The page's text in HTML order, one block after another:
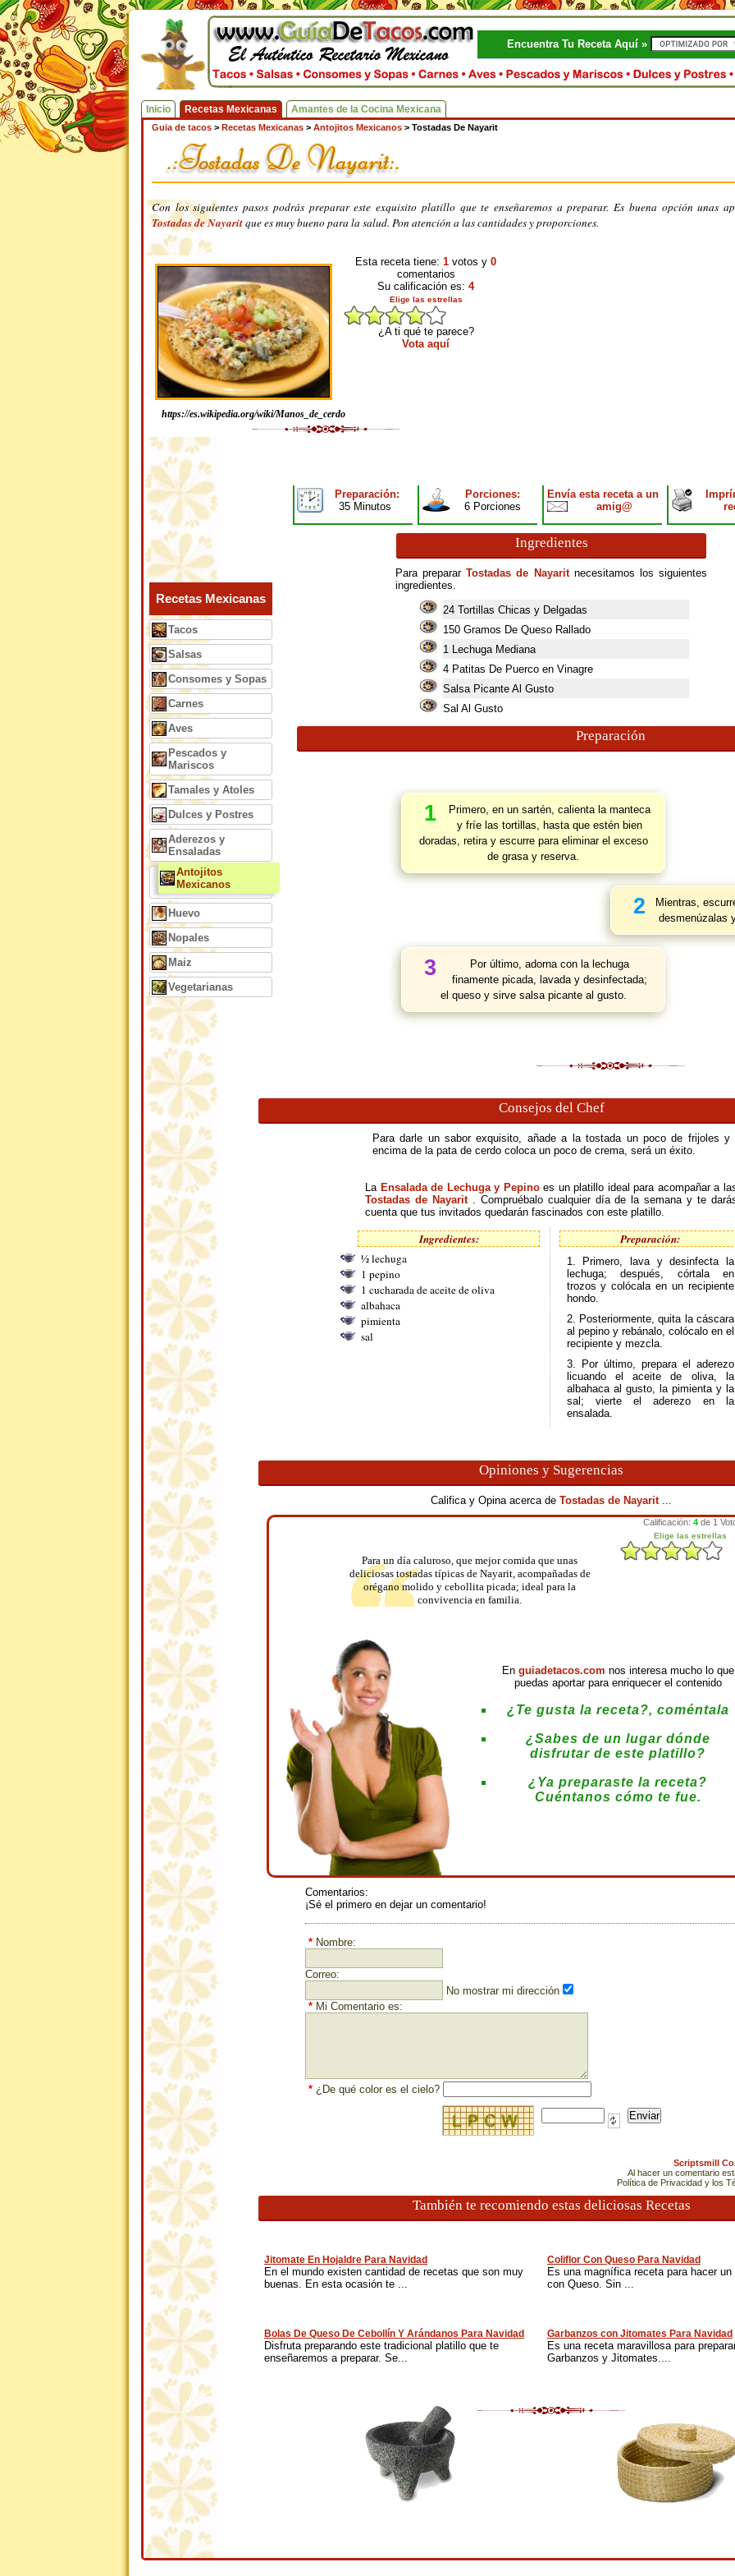
Encuentra Tu Receta Aquí »
Inicio Recetas Mexicanas Amantes de la Cocina Mexicana
Guia de tacos > Recetas Mexicanas > Antojitos Mexicanos > Tostadas De Nayarit
Con los siguientes pasos podrás preparar este exquisito platillo que te enseñaremos a preparar. Es buena opción unas
Tostadas de Nayaritque es muy bueno para la salud. Pon atención a las cantidades y proporciones.
https://es.wikipedia.org/wiki/Manos_de_cerdo
Esta receta tiene: 1 votos y 0
comentarios
Su calificación es: 4
Elige las estrellas
¿A ti qué te parece?
Vota aquí
Preparación:
35 Minutos
Porciones:
6 Porciones
Envía esta receta a un
amig@
Ingredientes
Para prepararTostadas de Nayarit necesitamos los siguientes
ingredientes.
24 Tortillas Chicas y Delgadas
150 Gramos De Queso Rallado
1 Lechuga Mediana
4 Patitas De Puerco en Vinagre
Salsa Picante Al Gusto
Sal Al Gusto
Preparación
1
Primero, en un sartén, calienta la manteca
y fríe las tortillas, hasta que estén bien
doradas, retira y escurre para eliminar el exceso
de grasa y reserva.
2
Mientras,
desmenúzalas
3
Por último, adorna con la lechuga
finamente picada, lavada y desinfectada;
el queso y sirve salsa picante al gusto.
Recetas Mexicanas
Tacos
Salsas
Consomes y Sopas
Carnes
Aves
Pescados y
Mariscos
Tamales y Atoles
Dulces y Postres
Aderezos y
Ensaladas
Antojitos
Mexicanos
Huevo
Nopales
Maiz
Vegetarianas
Consejos del Chef
Para darle un sabor exquisito, añade a la tostada un poco de frijoles y
encima de la pata de cerdo coloca un poco de crema, será un éxito.
La Ensalada de Lechuga y Pepinoes un platillo ideal para acompañar a
Tostadas de Nayarit . Compruébalo cualquier día de la semana y te
cuenta que tus invitados quedarán fascinados con este platillo.
Ingredientes:
½ lechuga
1 pepino
1 cucharada de aceite de oliva
albahaca
pimienta
sal
Preparación:
1. Primero, lava y desinfecta la
lechuga; después, córtala en
trozos y colócala en un recipiente
hondo.
2. Posteriormente, quita la cáscara
al pepino y rebánalo, colócalo en el
recipiente y mezcla.
3. Por último, prepara el aderezo
licuando el aceite de oliva, la
albahaca al gusto, la pimienta y la
sal; vierte el aderezo en la
ensalada.
Opiniones y Sugerencias
Califica y Opina acerca de Tostadas de Nayarit ...
Para un día caluroso, que mejor comida que unas
deliciosas tostadas típicas de Nayarit, acompañadas de
orégano molido y cebollita picada; ideal para la
convivencia en familia.
En guiadetacos.com nos interesa mucho lo que
puedas aportar para enriquecer el contenido
¿Te gusta la receta?, coméntala
¿Sabes de un lugar dónde
disfrutar de este platillo?
¿Ya preparaste la receta?
Cuéntanos cómo te fue.
Comentarios:
¡Sé el primero en dejar un comentario!
* Nombre:
Correo:
No mostrar mi dirección
* Mi Comentario es:
* ¿De qué color es el cielo?
Scriptsmill
Al hacer un comentario
Política de Privacidad y los
También te recomiendo estas deliciosas Recetas
Jitomate En Hojaldre Para Navidad
En el mundo existen cantidad de recetas que son muy
buenas. En esta ocasión te ...
Coliflor Con Queso Para Navidad
Es una magnífica receta para hacer
con Queso. Sin ...
Bolas De Queso De Cebollín Y Arándanos Para Navidad
Disfruta preparando este tradicional platillo que te
enseñaremos a preparar. Se...
Garbanzos con Jitomates Para Navidad
Es una receta maravillosa para
Garbanzos y Jitomates....